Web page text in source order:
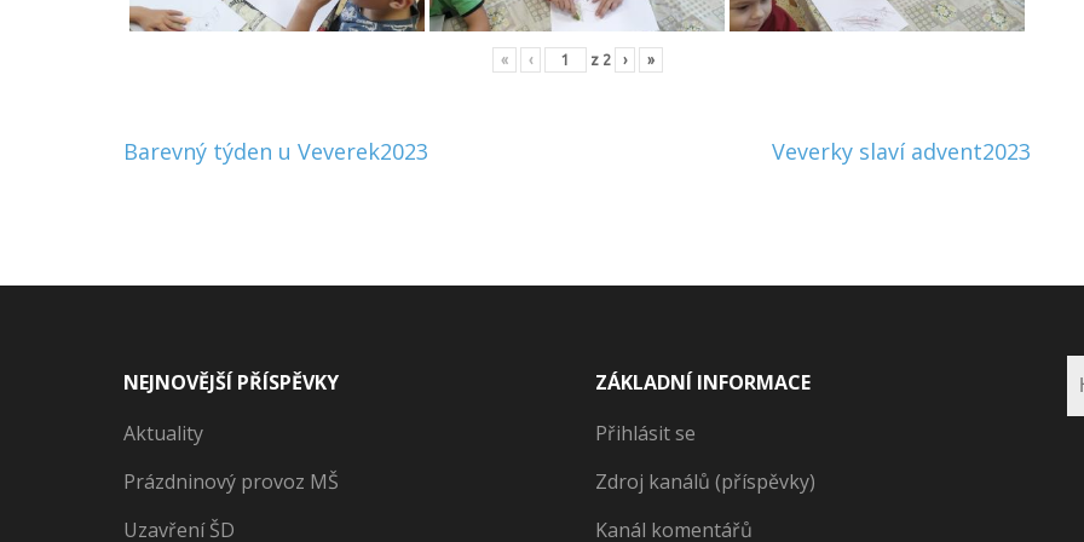
« ‹ z 2 › »
Navigace
Barevný týden u Veverek2023 Veverky slaví advent2023
NEJNOVĚJŠÍ PŘÍSPĚVKY
Aktuality
Prázdninový provoz MŠ
Uzavření ŠD
ZÁKLADNÍ INFORMACE
Přihlásit se
Zdroj kanálů (příspěvky)
Kanál komentářů